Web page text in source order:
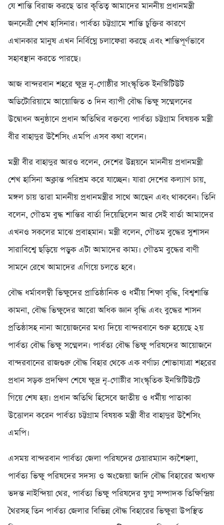
যে শান্তি বিরাজ করছে তার কৃতিত্ব আমাদের মাননীয় প্রধানমন্ত্রী
জননেত্রী শেখ হাসিনার। পার্বত্য চট্টগ্রামে শান্তি চুক্তির কারণে
এখানকার মানুষ এখন নির্বিঘ্নে চলাফেরা করছে এবং শান্তিপূর্ণভাবে
সহাবস্থান করতে পারছে।
আজ বান্দরবান শহরে ক্ষুদ্র নৃ-গোষ্ঠীর সাংস্কৃতিক ইনস্টিটিউট
অডিটোরিয়ামে আয়োজিত ৩ দিন ব্যাপী বৌদ্ধ ভিক্ষু সম্মেলনের
উদ্বোধন অনুষ্ঠানে প্রধান অতিথির বক্তব্যে পার্বত্য চট্টগ্রাম বিষয়ক মন্ত্রী
বীর বাহাদুর উশৈসিং এমপি এসব কথা বলেন।
মন্ত্রী বীর বাহাদুর আরও বলেন, দেশের উন্নয়নে মাননীয় প্রধানমন্ত্রী
শেখ হাসিনা অক্লান্ত পরিশ্রম করে যাচ্ছেন। যারা দেশের কল্যাণ চায়,
মঙ্গল চায় তারা মাননীয় প্রধানমন্ত্রীর সাথে আছেন এবং থাকবেন। তিনি
বলেন, গৌতম বুদ্ধ শান্তির বার্তা দিয়েছিলেন আর সেই বার্তা আমাদের
এখনও সকলের মাঝে প্রবাহমান। মন্ত্রী বলেন, গৌতম বুদ্ধের সুশাসন
সারাবিশ্বে ছড়িয়ে পড়ুক এটা আমাদের কাম্য। গৌতম বুদ্ধের বাণী
সামনে রেখে আমাদের এগিয়ে চলতে হবে।
বৌদ্ধ ধর্মাবলম্বী ভিক্ষুদের প্রাতিষ্ঠানিক ও ধর্মীয় শিক্ষা বৃদ্ধি, বিশ্বশান্তি
কামনা, বৌদ্ধ ভিক্ষুদের আরো অধিক জ্ঞান বৃদ্ধি এবং বুদ্ধের শাসন
প্রতিষ্ঠাসহ নানা আয়োজনের মধ্য দিয়ে বান্দরবানে শুরু হয়েছে ২য়
পার্বত্য বৌদ্ধ ভিক্ষু সম্মেলন। পার্বত্য বৌদ্ধ ভিক্ষু পরিষদের আয়োজনে
বান্দরবানের রাজগুরু বৌদ্ধ বিহার থেকে এক বর্ণাঢ্য শোভাযাত্রা শহরের
প্রধান সড়ক প্রদক্ষিণ শেষে ক্ষুদ্র নৃ-গোষ্টীর সাংস্কৃতিক ইনস্টিটিউটে
গিয়ে শেষ হয়। প্রধান অতিথি হিসেবে জাতীয় ও ধর্মীয় পাতাকা
উত্তোলন করেন পার্বত্য চট্টগ্রাম বিষয়ক মন্ত্রী বীর বাহাদুর উশৈসিং
এমপি।
এসময় বান্দরবান পার্বত্য জেলা পরিষদের চেয়ারম্যান ক্যশৈহ্লা,
পার্বত্য ভিক্ষু পরিষদের সদস্য ও অংজেয়া জাদি বৌদ্ধ বিহারের অধ্যক্ষ
ভদন্ত নাইন্দিয়া থের, পার্বত্য ভিক্ষু পরিষদের যুগ্ম সম্পাদক তিক্ষিন্দ্রিয়
থৈরসহ তিন পার্বত্য জেলার বিভিন্ন বৌদ্ধ বিহারের ভিক্ষুরা উপস্থিত